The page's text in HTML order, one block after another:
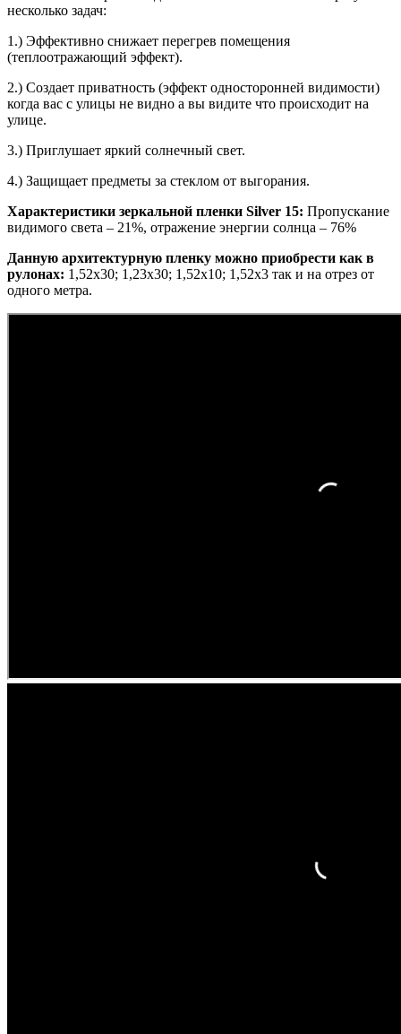
несколько задач:
1.) Эффективно снижает перегрев помещения
(теплоотражающий эффект).
2.) Создает приватность (эффект односторонней видимости)
когда вас с улицы не видно а вы видите что происходит на
улице.
3.) Приглушает яркий солнечный свет.
4.) Защищает предметы за стеклом от выгорания.
Характеристики зеркальной пленки Silver 15: Пропускание
видимого света – 21%, отражение энергии солнца – 76%
Данную архитектурную пленку можно приобрести как в
рулонах: 1,52х30; 1,23х30; 1,52х10; 1,52x3 так и на отрез от
одного метра.